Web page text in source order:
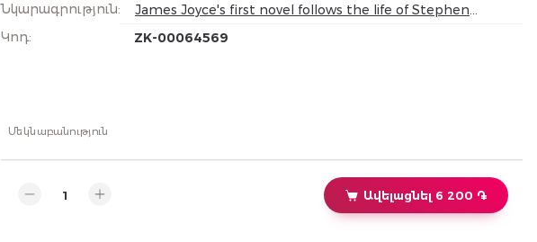
Նկարագրություն:
James Joyce's first novel follows the life of Stephen
Along the way, Stephen learns to negotiate the 'snares
shocked readers on its publication in 1916 and it is now
Collector's Library edition of A Portrait of the Artist as a
Young Man features an afterword by Peter Harness.
Կոդ: ZK-00064569
Մեկնաբանություն
Ավելացնել 6 200 ֏